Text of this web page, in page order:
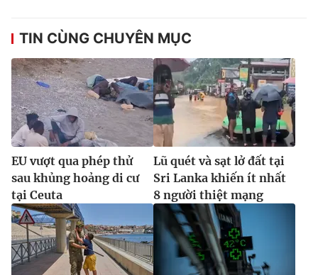
TIN CÙNG CHUYÊN MỤC
EU vượt qua phép thử
sau khủng hoảng di cư
tại Ceuta
Lũ quét và sạt lở đất tại
Sri Lanka khiến ít nhất
8 người thiệt mạng